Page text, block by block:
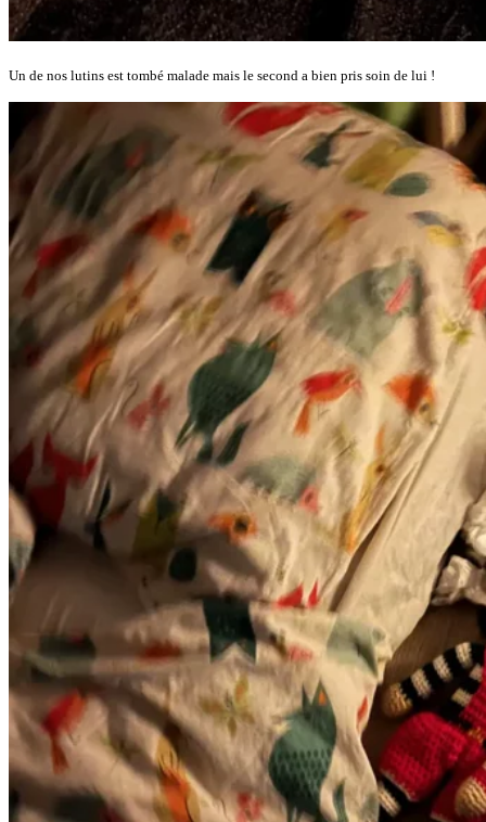
Un de nos lutins est tombé malade mais le second a bien pris soin de lui !